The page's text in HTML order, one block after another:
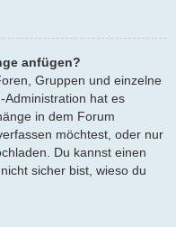
anfügen?
Gruppen und einzelne
Administration hat es
in dem Forum
möchtest, oder nur
Du kannst einen
sicher bist, wieso du